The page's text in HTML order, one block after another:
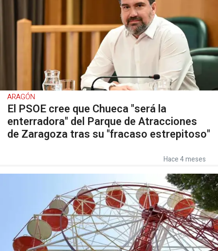
ARAGÓN
El PSOE cree que Chueca "será la
enterradora" del Parque de Atracciones
de Zaragoza tras su "fracaso estrepitoso"
Hace 4 meses